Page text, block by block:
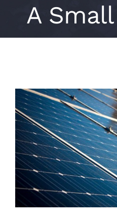
A
View
Larger
Image